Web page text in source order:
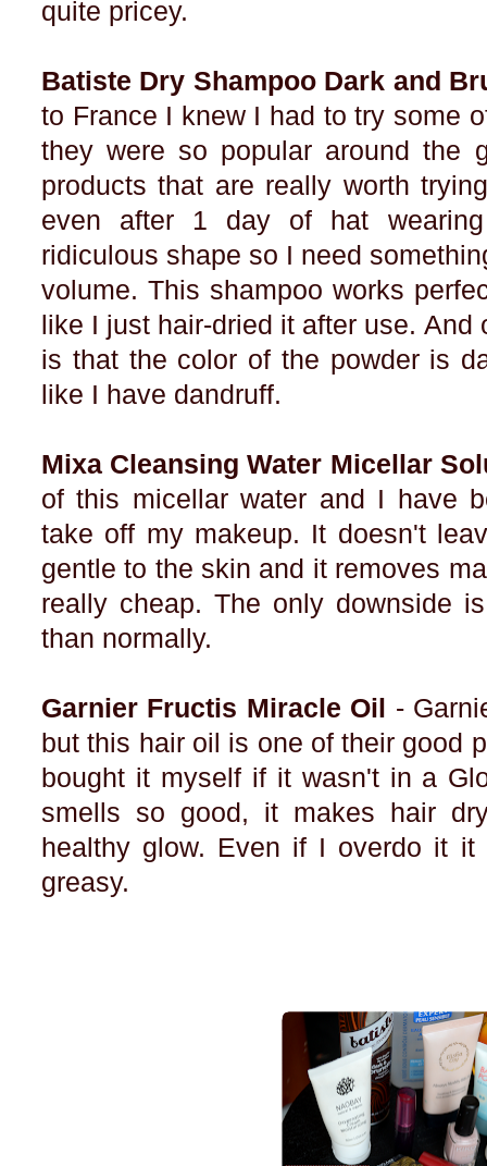
quite pricey.
Batiste Dry Shampoo Dark and
to France I knew I had to try some
they were so popular around the
products that are really worth
even after 1 day of hat
ridiculous shape so I need
volume. This shampoo works
like I just hair-dried it after use.
is that the color of the powder is
like I have dandruff.
Mixa Cleansing Water Micellar
of this micellar water and I have
take off my makeup. It doesn't
gentle to the skin and it removes
really cheap. The only downside
than normally.
Garnier Fructis Miracle Oil -
but this hair oil is one of their good
bought it myself if it wasn't in a
smells so good, it makes hair
healthy glow. Even if I overdo it
greasy.